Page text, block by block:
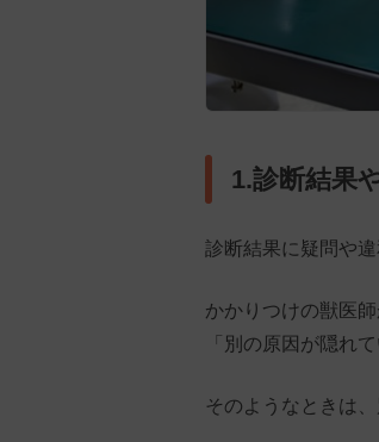
1.診断結果
診断結果に疑問や
かかりつけの獣医
「別の原因が隠れ
そのようなときは